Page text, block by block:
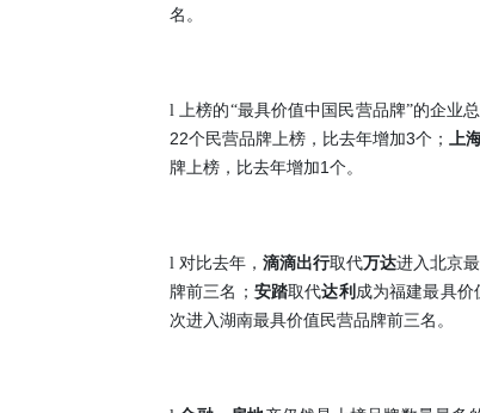
名。
l 上榜的“最具价值中国民营品牌”的企业
22个民营品牌上榜，比去年增加3个； 上
牌上榜，比去年增加1 个。
l 对比去年， 滴滴出行取代万达进入北京
牌前三名； 安踏取代达利 成为福建最具价
次进入湖南最具价值民营品牌前三名。